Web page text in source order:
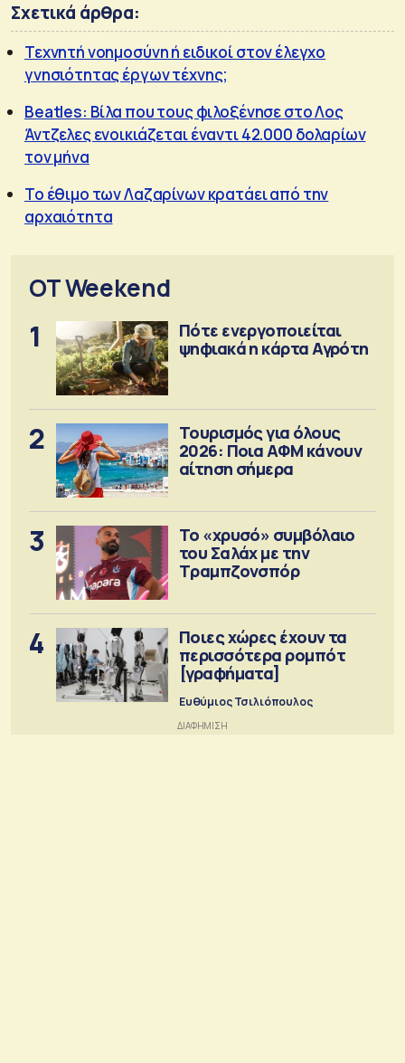
Σχετικά άρθρα:
Τεχνητή νοημοσύνη ή ειδικοί στον έλεγχο
γνησιότητας έργων τέχνης;
Beatles: Βίλα που τους φιλοξένησε στο Λος
Άντζελες ενοικιάζεται έναντι 42.000 δολαρίων
τον μήνα
Το έθιμο των Λαζαρίνων κρατάει από την
αρχαιότητα
OT Weekend
1
Πότε ενεργοποιείται
ψηφιακά η κάρτα Αγρότη
2
Τουρισμός για όλους
2026: Ποια ΑΦΜ κάνουν
αίτηση σήμερα
3
Το «χρυσό» συμβόλαιο
του Σαλάχ με την
Τραμπζονσπόρ
4
Ποιες χώρες έχουν τα
περισσότερα ρομπότ
[γραφήματα]
Ευθύμιος Τσιλιόπουλος